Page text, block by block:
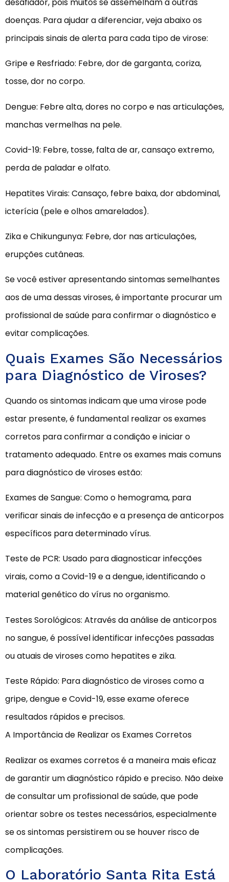
doenças. Para ajudar a diferenciar, veja abaixo os
principais sinais de alerta para cada tipo de virose:
Gripe e Resfriado: Febre, dor de garganta, coriza,
tosse, dor no corpo.
Dengue: Febre alta, dores no corpo e nas articulações,
manchas vermelhas na pele.
Covid-19: Febre, tosse, falta de ar, cansaço extremo,
perda de paladar e olfato.
Hepatites Virais: Cansaço, febre baixa, dor abdominal,
icterícia (pele e olhos amarelados).
Zika e Chikungunya: Febre, dor nas articulações,
erupções cutâneas.
Se você estiver apresentando sintomas semelhantes
aos de uma dessas viroses, é importante procurar um
profissional de saúde para confirmar o diagnóstico e
evitar complicações.
Quais Exames São Necessários
para Diagnóstico de Viroses?
Quando os sintomas indicam que uma virose pode
estar presente, é fundamental realizar os exames
corretos para confirmar a condição e iniciar o
tratamento adequado. Entre os exames mais comuns
para diagnóstico de viroses estão:
Exames de Sangue: Como o hemograma, para
verificar sinais de infecção e a presença de anticorpos
específicos para determinado vírus.
Teste de PCR: Usado para diagnosticar infecções
virais, como a Covid-19 e a dengue, identificando o
material genético do vírus no organismo.
Testes Sorológicos: Através da análise de anticorpos
no sangue, é possível identificar infecções passadas
ou atuais de viroses como hepatites e zika.
Teste Rápido: Para diagnóstico de viroses como a
gripe, dengue e Covid-19, esse exame oferece
resultados rápidos e precisos.
A Importância de Realizar os Exames Corretos
Realizar os exames corretos é a maneira mais eficaz
de garantir um diagnóstico rápido e preciso. Não deixe
de consultar um profissional de saúde, que pode
orientar sobre os testes necessários, especialmente
se os sintomas persistirem ou se houver risco de
complicações.
O Laboratório Santa Rita Está